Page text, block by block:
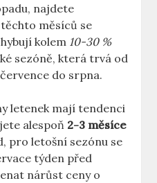
najdete
měsíců se
kolem 10-30 %
sezóně, která trvá od
do srpna.
letenek mají tendenci
alespoň 2-3 měsíce
pro letošní sezónu se
týden před
nárůst ceny o